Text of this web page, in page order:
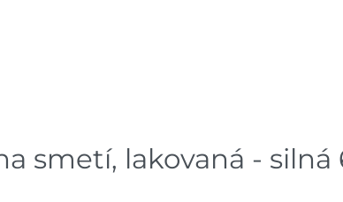
Skladové množství na
smetí, lakovaná - silná